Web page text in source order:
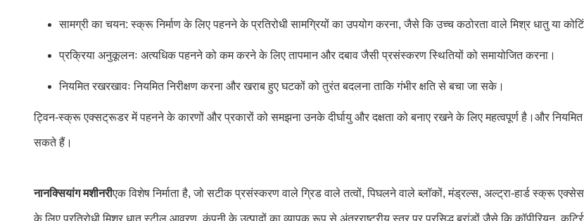
सामग्री का चयन: स्क्रू निर्माण के लिए पहनने के प्रतिरोधी सामग्रियों का उपयोग करना, जैसे कि उच्च कठोरता वाले मिश्र धातु या
प्रक्रिया अनुकूलनः अत्यधिक पहनने को कम करने के लिए तापमान और दबाव जैसी प्रसंस्करण स्थितियों को समायोजित करना।
नियमित रखरखावः नियमित निरीक्षण करना और खराब हुए घटकों को तुरंत बदलना ताकि गंभीर क्षति से बचा जा सके।
ट्विन-स्क्रू एक्सट्रूडर में पहनने के कारणों और प्रकारों को समझना उनके दीर्घायु और दक्षता को बनाए रखने के लिए महत्वपूर्ण है।और नियमित
सकते हैं।
नानक्सियांग मशीनरीएक विशेष निर्माता है, जो सटीक प्रसंस्करण वाले ग्रिड वाले तत्वों, पिघलने वाले ब्लॉकों, मंड्रल्स, अल्ट्रा-हार्ड स्क्रू
के लिए प्रतिरोधी मिश्र धातु स्टील आवरण. कंपनी के उत्पादों का व्यापक रूप से अंतरराष्ट्रीय स्तर पर प्रसिद्ध ब्रांडों जैसे कि कॉपीरियन,